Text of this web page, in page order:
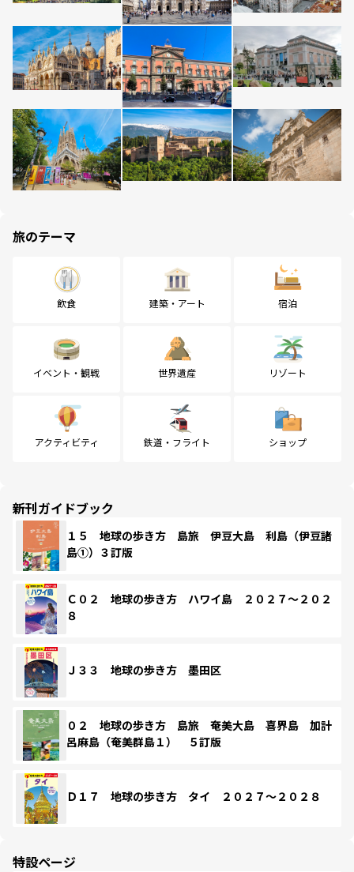
旅のテーマ
飲食 建築・アート 宿泊
イベント・観戦 世界遺産 リゾート
アクティビティ 鉄道・フライト ショップ
新刊ガイドブック
１５ 地球の歩き方 島旅 伊豆大島 利島（伊豆諸
島①）３訂版
Ｃ０２ 地球の歩き方 ハワイ島 ２０２７～２０２
８
Ｊ３３ 地球の歩き方 墨田区
０２ 地球の歩き方 島旅 奄美大島 喜界島 加計
呂麻島（奄美群島１） ５訂版
Ｄ１７ 地球の歩き方 タイ ２０２７～２０２８
特設ページ